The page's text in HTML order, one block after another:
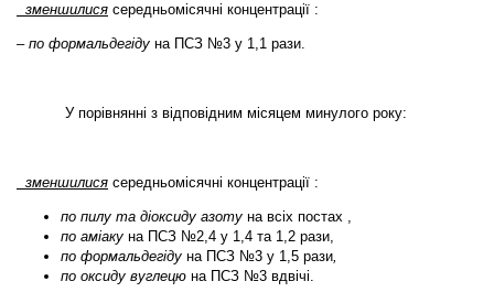
зменшилися середньомісячні концентрації :
– по формальдегіду на ПСЗ №3 у 1,1 рази.
У порівнянні з відповідним місяцем минулого року:
зменшилися середньомісячні концентрації :
по пилу та діоксиду азоту на всіх постах ,
по аміаку на ПСЗ №2,4 у 1,4 та 1,2 рази,
по формальдегіду на ПСЗ №3 у 1,5 рази,
по оксиду вуглецю на ПСЗ №3 вдвічі.